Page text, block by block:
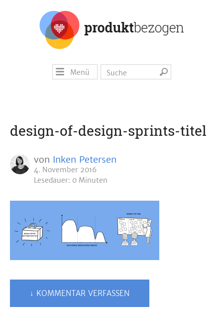
Menü
design-of-design-sprints-titel
von Inken Petersen
4. November 2016
Lesedauer: 0 Minuten
↓ KOMMENTAR VERFASSEN